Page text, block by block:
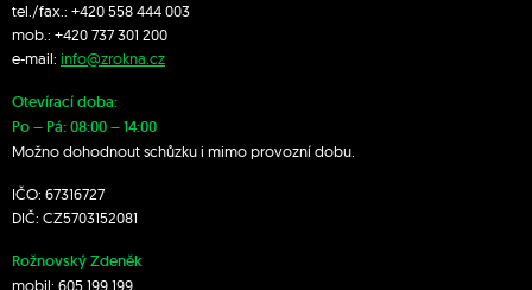
tel./fax.: +420 558 444 003
mob.: +420 737 301 200
e-mail: info@zrokna.cz
Otevírací doba:
Po – Pá: 08:00 – 14:00
Možno dohodnout schůzku i mimo provozní dobu.
IČO: 67316727
DIČ: CZ5703152081
Rožnovský Zdeněk
mobil: 605 199 199